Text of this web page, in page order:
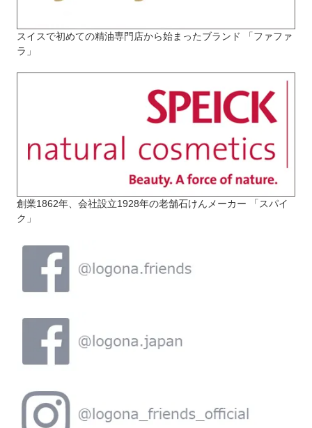
スイスで初めての精油専門店から始まったブランド 「ファファ
ラ」
創業1862年、会社設立1928年の老舗石けんメーカー 「スパイ
ク」